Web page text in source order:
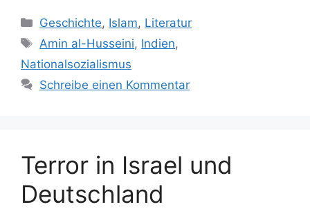
Kategorien
Geschichte, Islam, Literatur
Schlagwörter
Amin al-Husseini, Indien,
Nationalsozialismus
Schreibe einen Kommentar
Terror in Israel und
Deutschland